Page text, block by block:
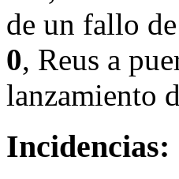
de un fallo
0, Reus a
lanzamiento
Incidencias: